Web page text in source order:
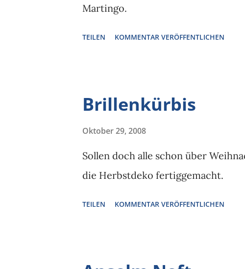
Martingo.
TEILEN KOMMENTAR VERÖFFENTLICHEN
Brillenkürbis
Oktober 29, 2008
Sollen doch alle schon über
die Herbstdeko fertiggemacht.
TEILEN KOMMENTAR VERÖFFENTLICHEN